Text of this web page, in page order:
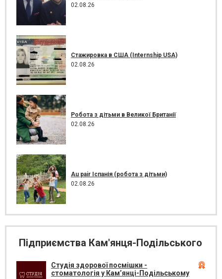
02.08.26
Стажировка в США (Internship USA)
02.08.26
Робота з дітьми в Великої Британії
02.08.26
Au pair Іспанія (робота з дітьми)
02.08.26
Підприємства Кам'янця-Подільського
Студія здорової посмішки -
стоматологія у Кам’янці-Подільському